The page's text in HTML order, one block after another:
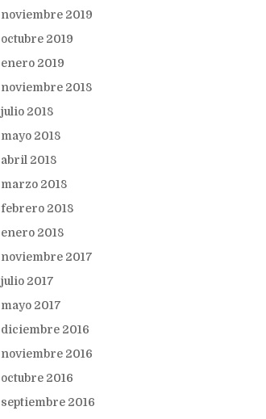
noviembre 2019
octubre 2019
enero 2019
noviembre 2018
julio 2018
mayo 2018
abril 2018
marzo 2018
febrero 2018
enero 2018
noviembre 2017
julio 2017
mayo 2017
diciembre 2016
noviembre 2016
octubre 2016
septiembre 2016